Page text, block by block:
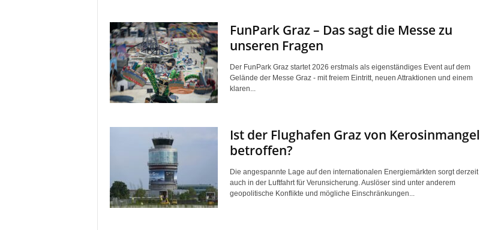
FunPark Graz – Das sagt die Messe zu
unseren Fragen
Der FunPark Graz startet 2026 erstmals als eigenständiges Event auf dem
Gelände der Messe Graz - mit freiem Eintritt, neuen Attraktionen und einem
klaren...
Ist der Flughafen Graz von Kerosinmangel
betroffen?
Die angespannte Lage auf den internationalen Energiemärkten sorgt derzeit
auch in der Luftfahrt für Verunsicherung. Auslöser sind unter anderem
geopolitische Konflikte und mögliche Einschränkungen...